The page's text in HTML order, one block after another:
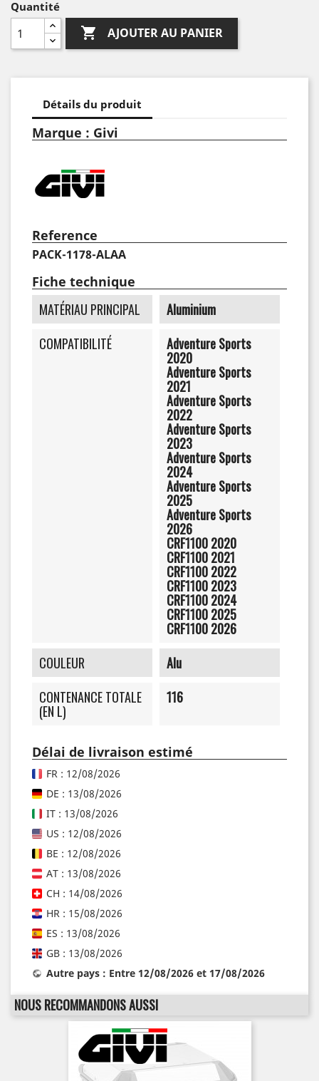
Quantité
 AJOUTER AU PANIER
Détails du produit
Marque : Givi
Reference
PACK-1178-ALAA
Fiche technique
MATÉRIAU PRINCIPAL
Aluminium
COMPATIBILITÉ
Adventure Sports
2020
Adventure Sports
2021
Adventure Sports
2022
Adventure Sports
2023
Adventure Sports
2024
Adventure Sports
2025
Adventure Sports
2026
CRF1100 2020
CRF1100 2021
CRF1100 2022
CRF1100 2023
CRF1100 2024
CRF1100 2025
CRF1100 2026
COULEUR
Alu
CONTENANCE TOTALE
(EN L)
116
Délai de livraison estimé
FR : 12/08/2026
DE : 13/08/2026
IT : 13/08/2026
US : 12/08/2026
BE : 12/08/2026
AT : 13/08/2026
CH : 14/08/2026
HR : 15/08/2026
ES : 13/08/2026
GB : 13/08/2026
Autre pays : Entre 12/08/2026 et 17/08/2026
NOUS RECOMMANDONS AUSSI